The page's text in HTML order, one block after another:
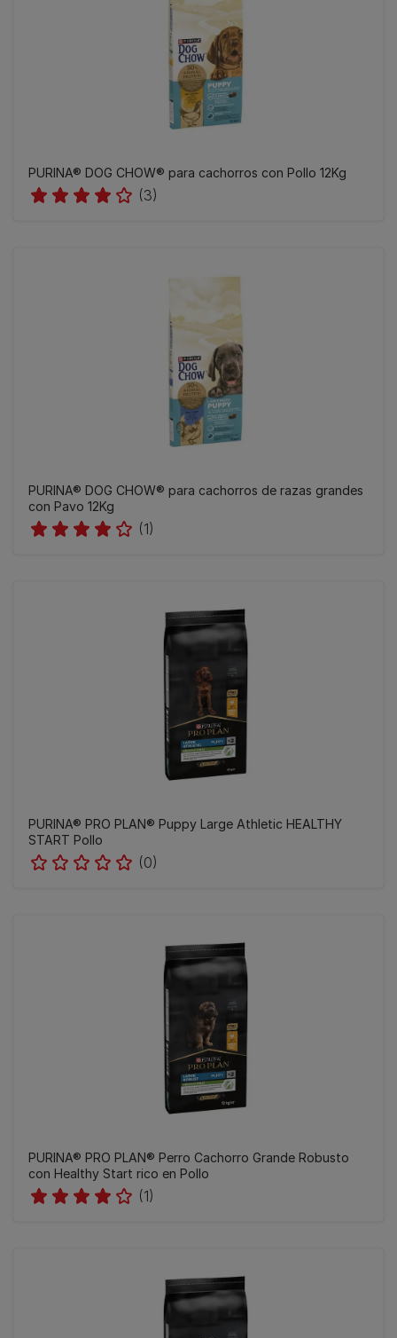
PURINA® DOG CHOW® para cachorros con Pollo 12Kg
(3)
PURINA® DOG CHOW® para cachorros de razas grandes
con Pavo 12Kg
(1)
PURINA® PRO PLAN® Puppy Large Athletic HEALTHY
START Pollo
(0)
​PURINA® PRO PLAN® Perro Cachorro Grande Robusto
con Healthy Start rico en Pollo
(1)